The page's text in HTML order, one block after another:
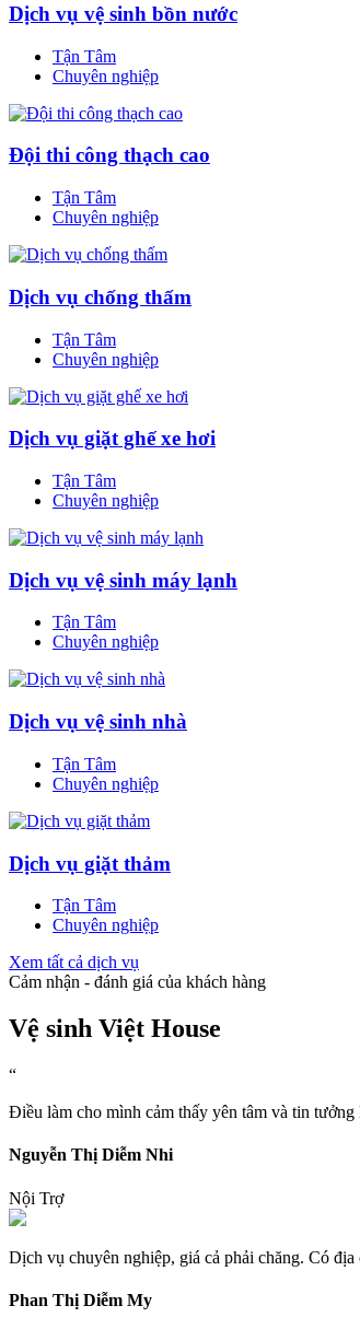
Dịch vụ vệ sinh bồn nước
Tận Tâm
Chuyên nghiệp
Đội thi công thạch cao
Tận Tâm
Chuyên nghiệp
Dịch vụ chống thấm
Tận Tâm
Chuyên nghiệp
Dịch vụ giặt ghế xe hơi
Tận Tâm
Chuyên nghiệp
Dịch vụ vệ sinh máy lạnh
Tận Tâm
Chuyên nghiệp
Dịch vụ vệ sinh nhà
Tận Tâm
Chuyên nghiệp
Dịch vụ giặt thảm
Tận Tâm
Chuyên nghiệp
Xem tất cả dịch vụ
Cảm nhận - đánh giá của khách hàng
Vệ sinh Việt House
“
Điều làm cho mình cảm thấy yên tâm và tin
Nguyễn Thị Diễm Nhi
Nội Trợ
Dịch vụ chuyên nghiệp, giá cả phải chăng. Có
Phan Thị Diễm My